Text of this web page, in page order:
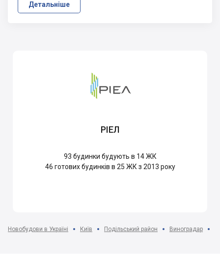
Детальніше
РІЕЛ
93 будинки будують в 14 ЖК
46 готових будинків в 25 ЖК з 2013 року
Новобудови в Україні Київ Подільський район Виноградар